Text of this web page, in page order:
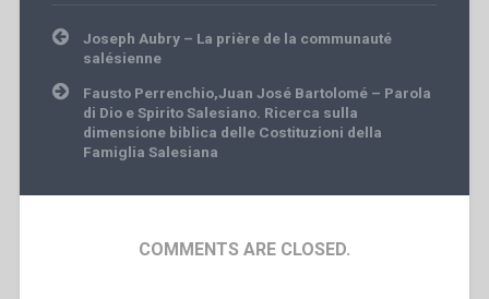
Post
navigation
Joseph Aubry – La prière de la communauté
salésienne
Fausto Perrenchio,Juan José Bartolomé – Parola
di Dio e Spirito Salesiano. Ricerca sulla
dimensione biblica delle Costituzioni della
Famiglia Salesiana
COMMENTS ARE CLOSED.